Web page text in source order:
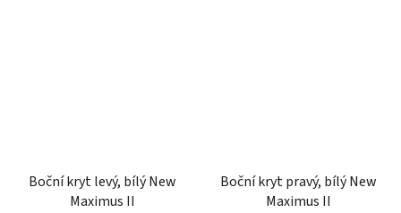
Boční kryt levý, bílý New
Maximus II
Boční kryt pravý, bílý New
Maximus II